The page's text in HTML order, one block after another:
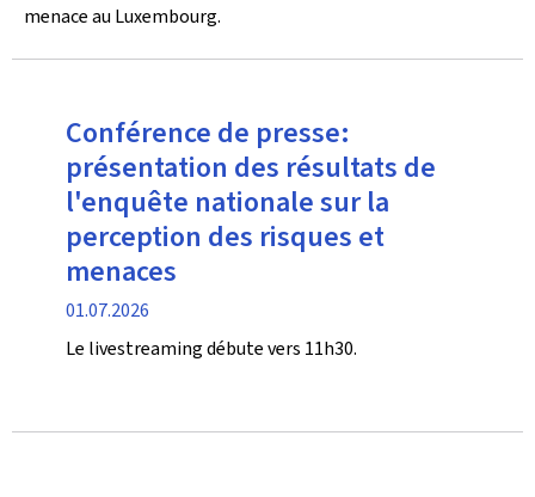
menace au Luxembourg.
Conférence de presse:
présentation des résultats de
l'enquête nationale sur la
perception des risques et
menaces
date
de
publication
01.07.2026
Le livestreaming débute vers 11h30.